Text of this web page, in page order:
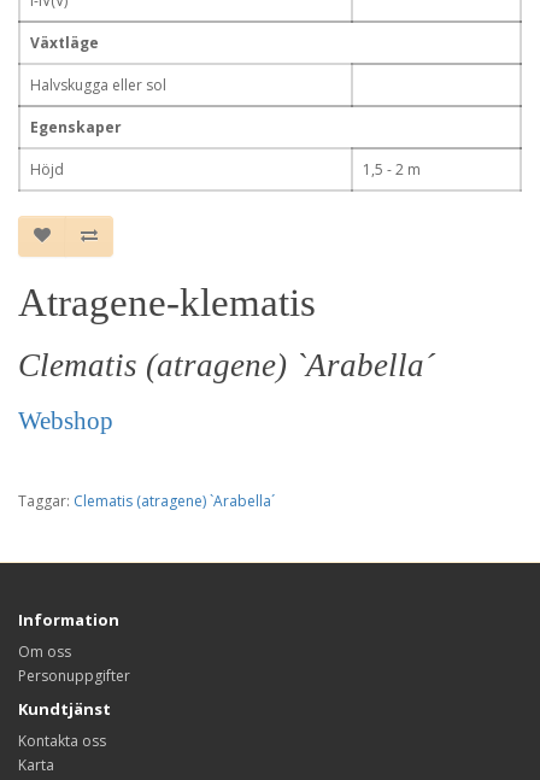
Växtläge
Halvskugga eller sol
Egenskaper
Höjd 1,5 - 2 m
Atragene-klematis
Clematis (atragene) `Arabella´
Webshop
Taggar: Clematis (atragene) `Arabella´
Information
Om oss
Personuppgifter
Kundtjänst
Kontakta oss
Karta